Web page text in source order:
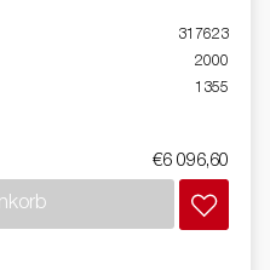
317623
2000
1355
€6 096,60